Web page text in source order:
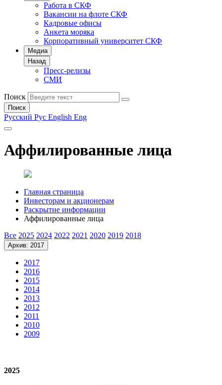
Работа в СКФ
Вакансии на флоте СКФ
Кадровые офисы
Анкета моряка
Корпоративный университет СКФ
Медиа
Назад
Пресс-релизы
СМИ
Поиск
Поиск
Русский Рус English Eng
Аффилированные лица
Главная страница
Инвесторам и акционерам
Раскрытие информации
Аффилированные лица
Все 2025 2024 2022 2021 2020 2019 2018
Архив: 2017
2017
2016
2015
2014
2013
2012
2011
2010
2009
2025